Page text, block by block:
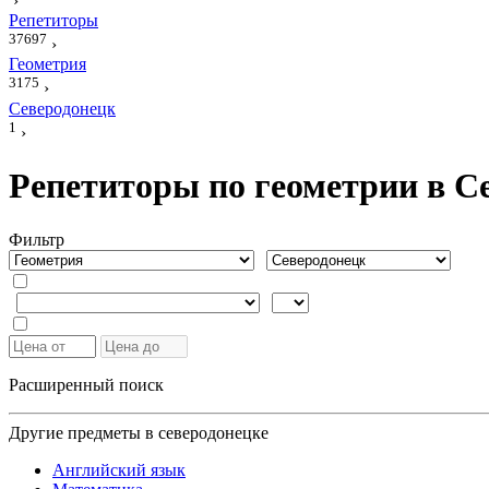
Репетиторы
37697 ›
Геометрия
3175 ›
Северодонецк
1 ›
Репетиторы по геометрии в
Фильтр
Расширенный поиск
Другие предметы в северодонецке
Английский язык